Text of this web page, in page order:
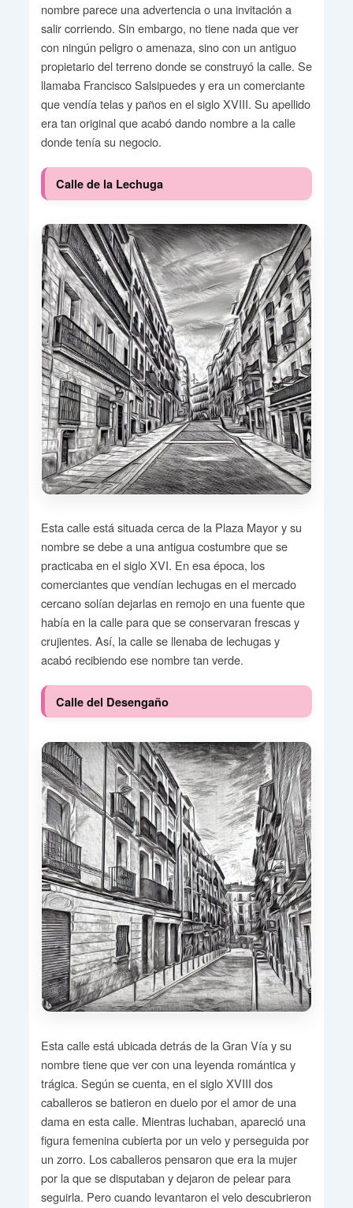
nombre parece una advertencia o una invitación a
salir corriendo. Sin embargo, no tiene nada que ver
con ningún peligro o amenaza, sino con un antiguo
propietario del terreno donde se construyó la calle. Se
llamaba Francisco Salsipuedes y era un comerciante
que vendía telas y paños en el siglo XVIII. Su apellido
era tan original que acabó dando nombre a la calle
donde tenía su negocio.
Calle de la Lechuga
Esta calle está situada cerca de la Plaza Mayor y su
nombre se debe a una antigua costumbre que se
practicaba en el siglo XVI. En esa época, los
comerciantes que vendían lechugas en el mercado
cercano solían dejarlas en remojo en una fuente que
había en la calle para que se conservaran frescas y
crujientes. Así, la calle se llenaba de lechugas y
acabó recibiendo ese nombre tan verde.
Calle del Desengaño
Esta calle está ubicada detrás de la Gran Vía y su
nombre tiene que ver con una leyenda romántica y
trágica. Según se cuenta, en el siglo XVIII dos
caballeros se batieron en duelo por el amor de una
dama en esta calle. Mientras luchaban, apareció una
figura femenina cubierta por un velo y perseguida por
un zorro. Los caballeros pensaron que era la mujer
por la que se disputaban y dejaron de pelear para
seguirla. Pero cuando levantaron el velo descubrieron